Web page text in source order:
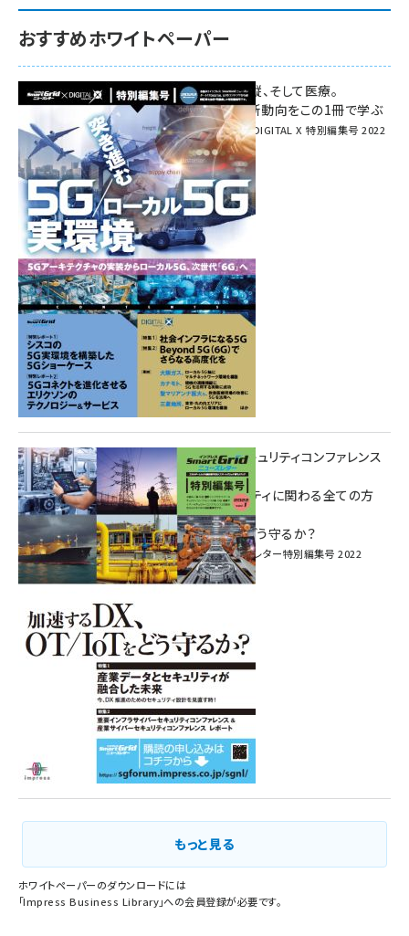
おすすめホワイトペーパー
環境対策、建機の遠隔操縦、そして医療。
次世代通信規格「5G」最新動向をこの1冊で学ぶ
SmartGrid ニューズレター × DIGITAL X 特別編集号 2022
Summer
重要インフラサイバーセキュリティコンファレンス
特別電子版！
― 産業サイバーセキュリティに関わる全ての方
へ！ ―
加速するDX、OT/IoTをどう守るか？
インプレス SmartGridニューズレター特別編集号 2022
Vol.1
もっと見る
ホワイトペーパーのダウンロードには
「Impress Business Library」への会員登録が必要です。